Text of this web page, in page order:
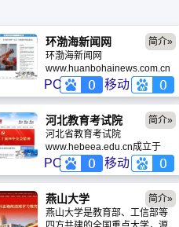
环渤海新闻网
环渤海新闻网
www.huanbohainews.com.cn
是由唐山市政府新闻办公室主
管，唐山劳动日报社主办的新
闻综合门户网站，是唐山新兴
的第四媒体，也是国内重点地
方新闻网站。环渤海新闻网
2008年6月正式开通，目前日
访问量达50多万次，受众覆盖
20多个国家和地区。2008年，
环渤海新闻网被评为河北省优
秀新闻网站。2009年，荣膺中
国百强新闻网，并入选中国新
媒体领军榜”。
PC 移动
简介»
河北教育考试院
河北省教育考试院
www.hebeea.edu.cn成立于
1992年，是河北省教育厅直属
厅级事业单位，在省委、省政
府和省教育厅的领导下，主管
全省高、中等教育考试、招生
工作。 河北省教育考试院下设
七个处室：办公室、自学考试
PC 移动
简介»
燕山大学
燕山大学是教育部、工信部等
简介»